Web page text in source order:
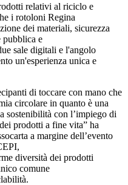
relativi al riciclo e
i rotoloni Regina
dei materiali, sicurezza
pubblica e
sale digitali e l'angolo
un'esperienza unica e
di toccare con mano che
circolare in quanto è una
sostenibilità con l’impiego di
prodotti a fine vita” ha
a margine dell’evento
diversità dei prodotti
comune